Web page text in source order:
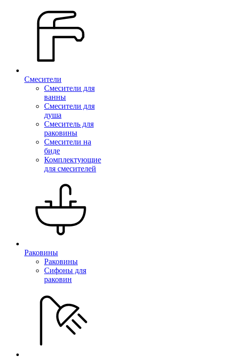
Смесители
Смесители для
ванны
Смесители для
душа
Смеситель для
раковины
Смесители на
биде
Комплектующие
для смесителей
Раковины
Раковины
Сифоны для
раковин